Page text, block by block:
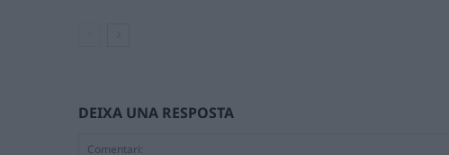
DEIXA UNA RESPOSTA